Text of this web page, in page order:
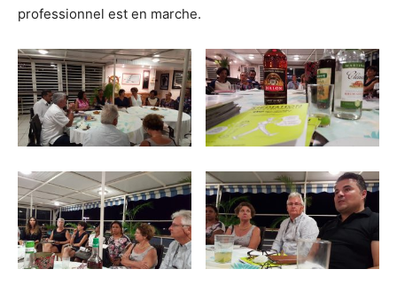
professionnel est en marche.